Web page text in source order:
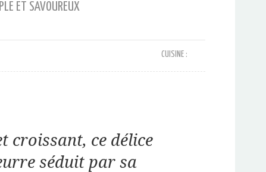
ET SAVOUREUX
CUISINE :
croissant, ce délice
séduit par sa